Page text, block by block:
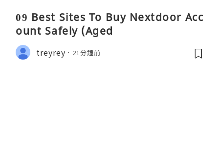
09 Best Sites To Buy Nextdoor Acc
ount Safely (Aged
treyrey 21分鐘前